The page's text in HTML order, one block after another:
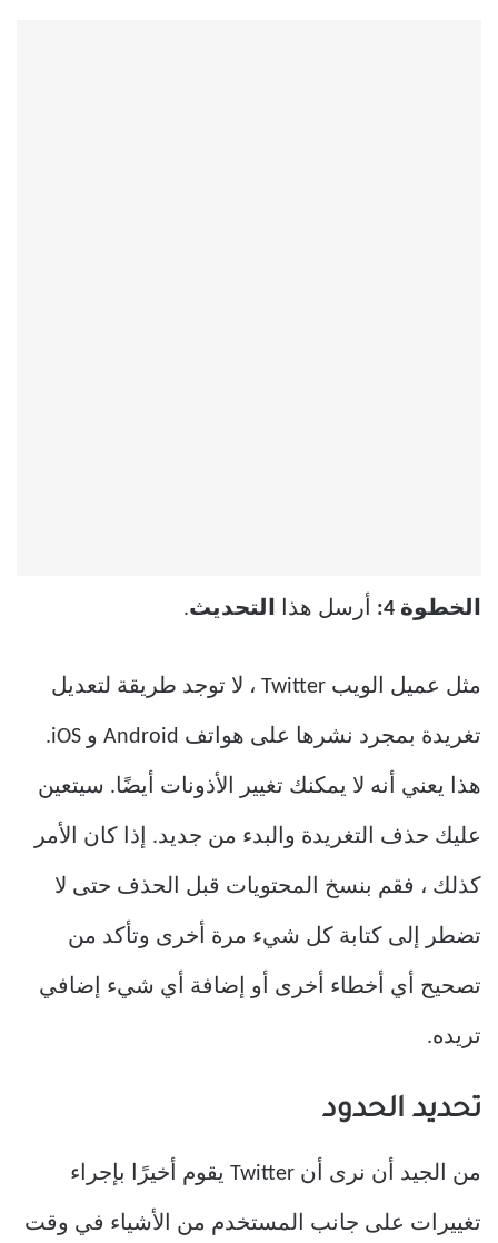
الخطوة 4: أرسل هذا التحديث.
مثل عميل الويب Twitter ، لا توجد طريقة لتعديل
تغريدة بمجرد نشرها على هواتف Android و iOS.
هذا يعني أنه لا يمكنك تغيير الأذونات أيضًا. سيتعين
عليك حذف التغريدة والبدء من جديد. إذا كان الأمر
كذلك ، فقم بنسخ المحتويات قبل الحذف حتى لا
تضطر إلى كتابة كل شيء مرة أخرى وتأكد من
تصحيح أي أخطاء أخرى أو إضافة أي شيء إضافي
تريده.
تحديد الحدود
من الجيد أن نرى أن Twitter يقوم أخيرًا بإجراء
تغييرات على جانب المستخدم من الأشياء في وقت